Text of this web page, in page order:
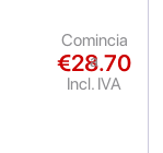
€28.70
Incl. IVA
Comincia
a